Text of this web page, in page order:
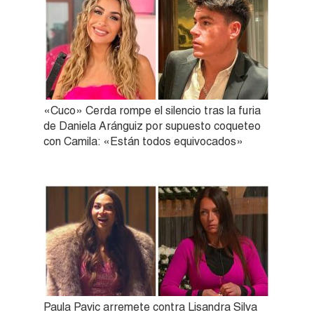
«Cuco» Cerda rompe el silencio tras la furia
de Daniela Aránguiz por supuesto coqueteo
con Camila: «Están todos equivocados»
Paula Pavic arremete contra Lisandra Silva